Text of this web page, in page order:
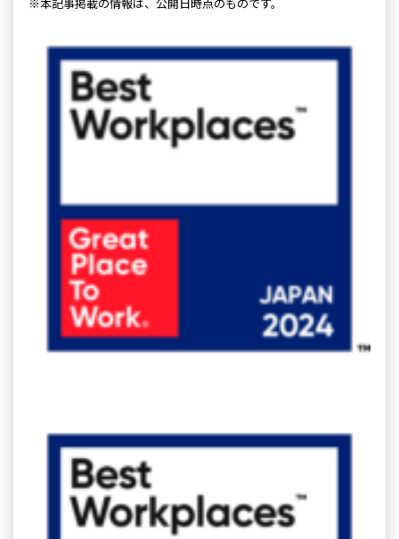
※本記事掲載の情報は、公開日時点のものです。